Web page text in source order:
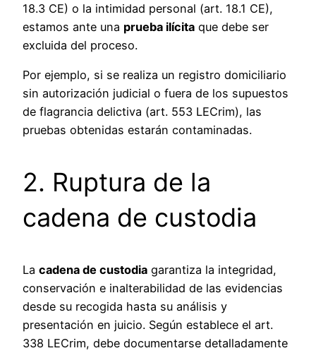
18.3 CE) o la intimidad personal (art. 18.1 CE),
estamos ante una prueba ilícita que debe ser
excluida del proceso.
Por ejemplo, si se realiza un registro domiciliario
sin autorización judicial o fuera de los supuestos
de flagrancia delictiva (art. 553 LECrim), las
pruebas obtenidas estarán contaminadas.
2. Ruptura de la
cadena de custodia
La cadena de custodia garantiza la integridad,
conservación e inalterabilidad de las evidencias
desde su recogida hasta su análisis y
presentación en juicio. Según establece el art.
338 LECrim, debe documentarse detalladamente